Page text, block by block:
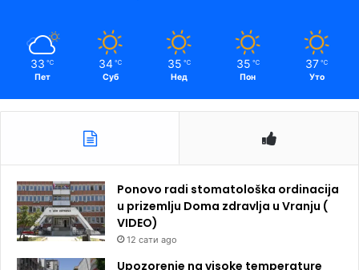
33 ℃
Пет
34 ℃
Суб
35 ℃
Нед
35 ℃
Пон
37 ℃
Уто
Ponovo radi stomatološka ordinacija
u prizemlju Doma zdravlja u Vranju (
VIDEO)
12 сати ago
Upozorenje na visoke temperature